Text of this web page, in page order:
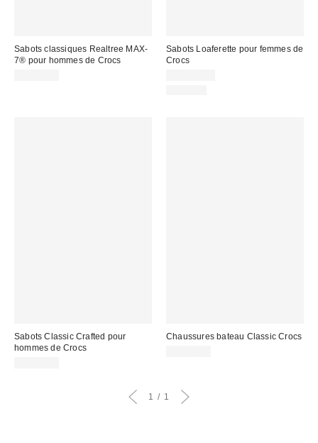
Sabots classiques Realtree MAX-
7® pour hommes de Crocs
Sabots Loaferette pour femmes de
Crocs
Sabots Classic Crafted pour
hommes de Crocs
Chaussures bateau Classic Crocs
1 1